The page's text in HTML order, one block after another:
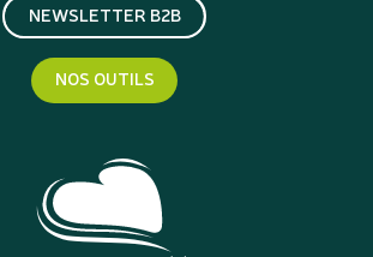
NEWSLETTER B2B
NOS OUTILS